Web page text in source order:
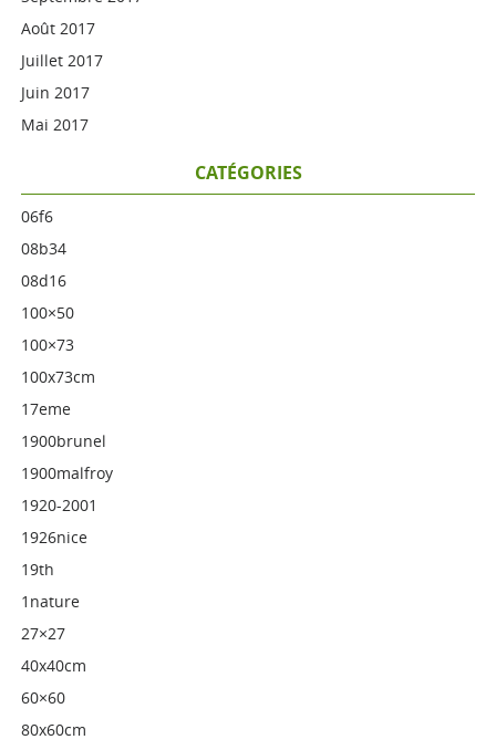
Août 2017
Juillet 2017
Juin 2017
Mai 2017
CATÉGORIES
06f6
08b34
08d16
100×50
100×73
100x73cm
17eme
1900brunel
1900malfroy
1920-2001
1926nice
19th
1nature
27×27
40x40cm
60×60
80x60cm